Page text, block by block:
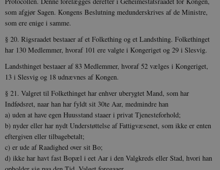
som afgjør Sagen. Kongens Beslut­ning medunderskrives af de Ministre,
som ere enige i samme.
§ 20. Rigsraadet bestaaer af et Folkething og et Landsthing. Folkethinget
har 130 Medlemmer, hvoraf 101 ere valgte i Konge­riget og 29 i Slesvig.
Landsthinget bestaaer af 83 Medlemmer, hvoraf 52 vælges i Kongeriget,
13 i Slesvig og 18 udnævnes af Kongen.
§ 21. Valgret til Folkethinget har enhver uberygtet Mand, som har
Indfødsret, naar han har fyldt sit 30te Aar, medmindre han
a) uden at have egen Huusstand staaer i privat Tjenesteforhold;
b) nyder eller har nydt Understøttelse af Fattigvæsenet, som ikke er enten
eftergiven eller tilbagebetalt;
c) er ude af Raadighed over sit Bo;
d) ikke har havt fast Bopæl i eet Aar i den Valgkreds eller Stad, hvori han